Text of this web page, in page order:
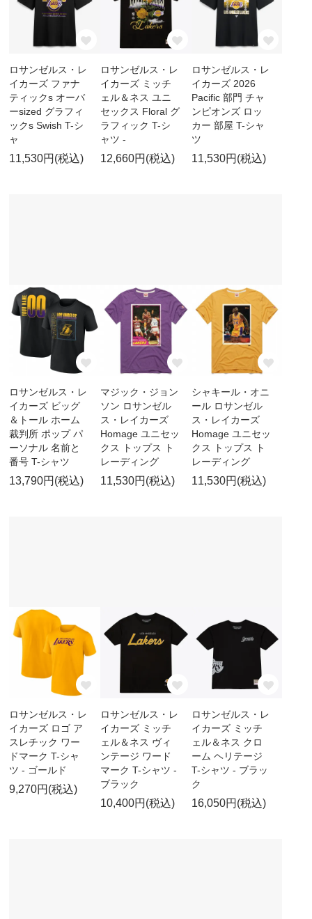
ロサンゼルス・レ
イカーズ ファナ
ティックs オーバ
ーsized グラフィ
ックs Swish T-シ
ャ
11,530円(税込)
ロサンゼルス・レ
イカーズ ミッチ
ェル＆ネス ユニ
セックス Floral グ
ラフィック T-シ
ャツ -
12,660円(税込)
ロサンゼルス・レ
イカーズ 2026
Pacific 部門 チャ
ンピオンズ ロッ
カー 部屋 T-シャ
ツ
11,530円(税込)
ロサンゼルス・レ
イカーズ ビッグ
＆トール ホーム
裁判所 ポップ パ
ーソナル 名前と
番号 T-シャツ
13,790円(税込)
マジック・ジョン
ソン ロサンゼル
ス・レイカーズ
Homage ユニセッ
クス トップス ト
レーディング
11,530円(税込)
シャキール・オニ
ール ロサンゼル
ス・レイカーズ
Homage ユニセッ
クス トップス ト
レーディング
11,530円(税込)
ロサンゼルス・レ
イカーズ ロゴ ア
スレチック ワー
ドマーク T-シャ
ツ - ゴールド
9,270円(税込)
ロサンゼルス・レ
イカーズ ミッチ
ェル＆ネス ヴィ
ンテージ ワード
マーク T-シャツ -
ブラック
10,400円(税込)
ロサンゼルス・レ
イカーズ ミッチ
ェル＆ネス クロ
ーム ヘリテージ
T-シャツ - ブラッ
ク
16,050円(税込)